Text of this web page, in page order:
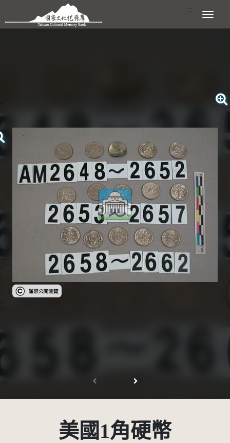
跳到主要內容區塊 展開選單
受著作權法保護-僅限於本平台有限度公開瀏覽
美國1角硬幣